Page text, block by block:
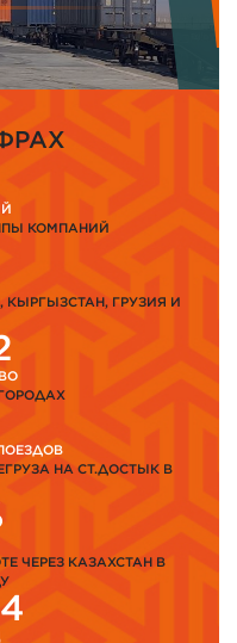
КОМПАНИЙ
КЫРГЫЗСТАН, ГРУЗИЯ И
НА СТ.ДОСТЫК В
ЧЕРЕЗ КАЗАХСТАН В